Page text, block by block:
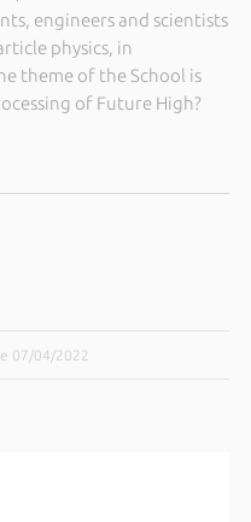
engineers and scientists
physics, in
theme of the School is
of Future High?
07/04/2022